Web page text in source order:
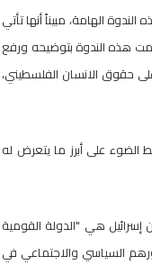
الهامة، مبيناً أنها تأتي
هذه الندوة بتوضيحه ورفع
حقوق الانسان الفلسطيني،
على أبرز ما يتعرض له
بأغلبية 62 نائبا مقابل معارضة 55 وامتناع اثنين، على أن إسرائيل هي "الدولة القومية
"يخص الشعب اليهودي فقط"، الأمر الذي يستثني فلسطينيي 48 ويهمش دورهم السياسي والاجتماعي في